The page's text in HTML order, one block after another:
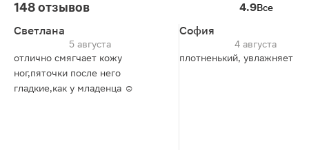
148 отзывов 4.9Все
Светлана
5 августа
отлично смягчает кожу
ног,пяточки после него
гладкие,как у младенца ☺️
София
4 августа
плотненький, увлажняет